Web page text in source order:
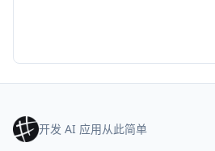
开发 AI 应用从此简单